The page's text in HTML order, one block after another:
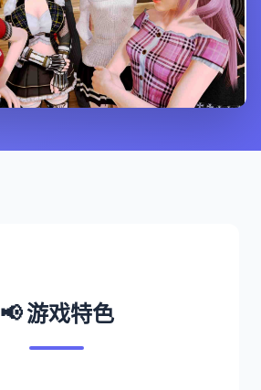
📢 游戏特色